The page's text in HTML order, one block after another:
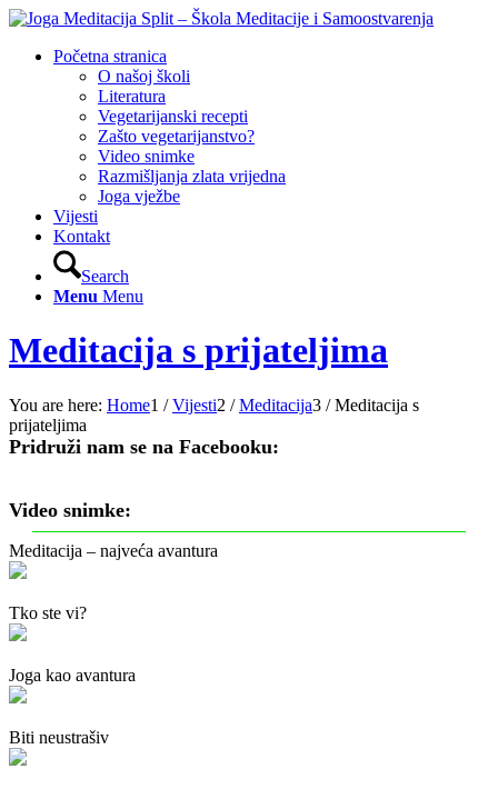
Početna stranica
O našoj školi
Literatura
Vegetarijanski recepti
Zašto vegetarijanstvo?
Video snimke
Razmišljanja zlata vrijedna
Joga vježbe
Vijesti
Kontakt
Search
Menu Menu
Meditacija s prijateljima
You are here: Home1 / Vijesti2 / Meditacija3 / Meditacija s
prijateljima
Pridruži nam se na Facebooku:
Video snimke:
Meditacija – najveća avantura
Tko ste vi?
Joga kao avantura
Biti neustrašiv